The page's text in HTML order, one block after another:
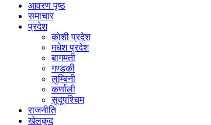
आवरण पृष्‍ठ
समाचार
प्रदेश
काेशी प्रदेश
मधेश प्रदेश
बागमती
गण्डकी
लुम्बिनी
कर्णाली
सुदूपश्‍चिम
राजनीति
खेलकुद